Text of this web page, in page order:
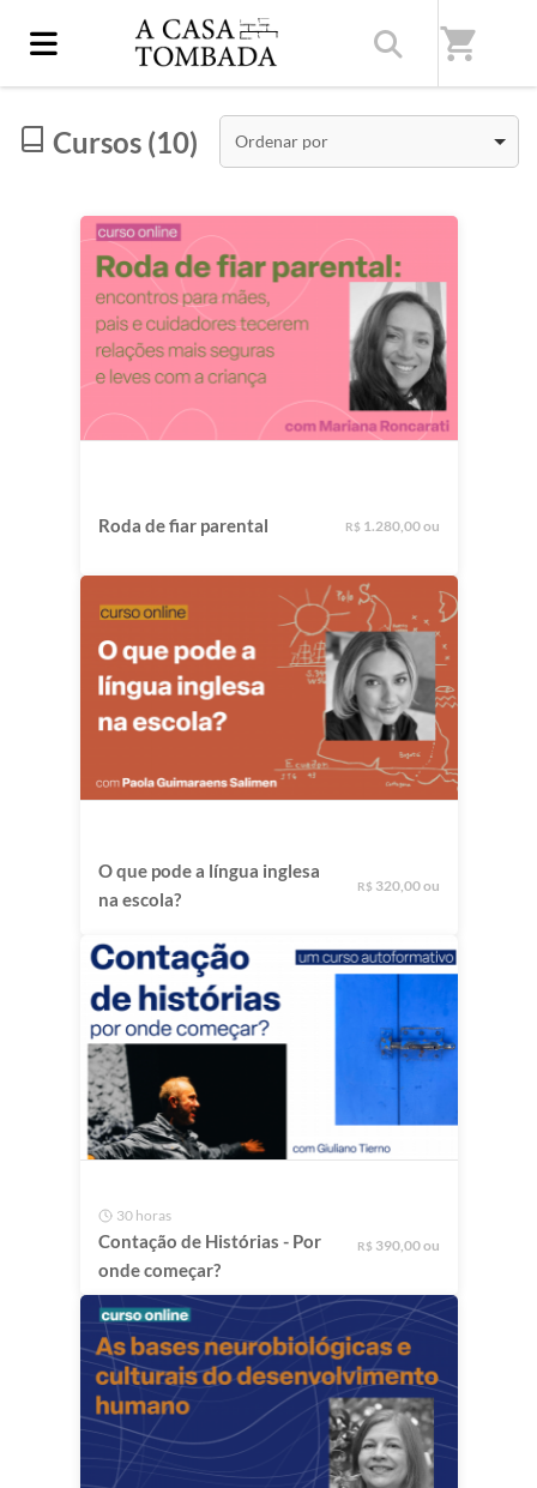
shopping_cart
Início/ Categorias Cursos online
Cursos (10) Ordenar por
Roda de fiar parental R$ 1.280,00 ou
O que pode a língua inglesa
na escola?
R$ 320,00 ou
30 horas
Contação de Histórias - Por
onde começar?
R$ 390,00 ou